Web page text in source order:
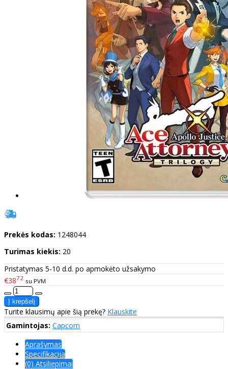
Prekės kodas: 1248044
Turimas kiekis: 20
Pristatymas 5-10 d.d. po apmokėto užsakymo
€3872 su PVM
Turite klausimų apie šią prekę? Klauskite
Gamintojas: Capcom
Aprašymas
Specifikacija
(0) Atsiliepimai